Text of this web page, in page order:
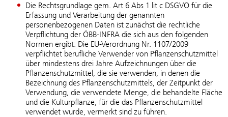
Die Rechtsgrundlage gem. Art 6 Abs 1 lit c DSGVO für die
Erfassung und Verarbeitung der genannten
personenbezogenen Daten ist zunächst die rechtliche
Verpflichtung der ÖBB-INFRA die sich aus den folgenden
Normen ergibt: Die EU-Verordnung Nr. 1107/2009
verpflichtet berufliche Verwender von Pflanzenschutzmittel
über mindestens drei Jahre Aufzeichnungen über die
Pflanzenschutzmittel, die sie verwenden, in denen die
Bezeichnung des Pflanzenschutzmittels, der Zeitpunkt der
Verwendung, die verwendete Menge, die behandelte Fläche
und die Kulturpflanze, für die das Pflanzenschutzmittel
verwendet wurde, vermerkt sind zu führen.